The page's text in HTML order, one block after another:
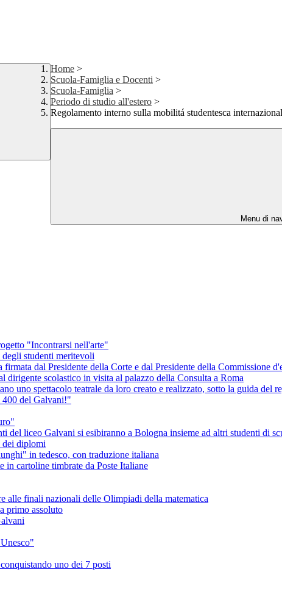
Home >
Scuola-Famiglia e Docenti >
Scuola-Famiglia >
Periodo di studio all'estero >
Regolamento interno sulla mobilitá studentesca
Menu di
"Incontrarsi nell'arte"
studenti meritevoli
dal Presidente della Corte e dal Presidente della Commissione
scolastico in visita al palazzo della Consulta a Roma
uno spettacolo teatrale da loro creato e realizzato, sotto la guida del
400 del Galvani!"
liceo Galvani si esibiranno a Bologna insieme ad altri studenti di
dei diplomi
in tedesco, con traduzione italiana
cartoline timbrate da Poste Italiane
alle finali nazionali delle Olimpiadi della matematica
primo assoluto
uno dei 7 posti